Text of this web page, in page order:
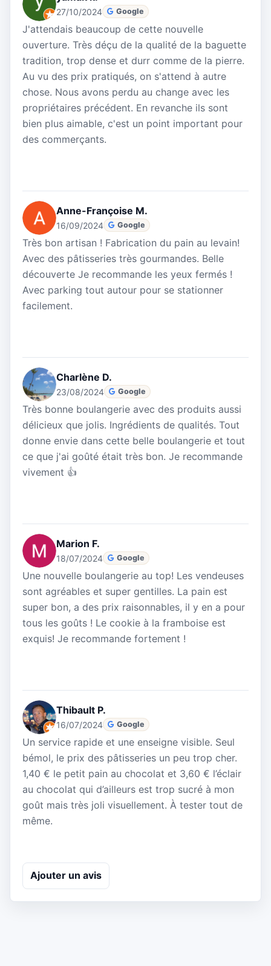
27/10/2024 Google
J'attendais beaucoup de cette nouvelle
ouverture. Très déçu de la qualité de la baguette
tradition, trop dense et durr comme de la pierre.
Au vu des prix pratiqués, on s'attend à autre
chose. Nous avons perdu au change avec les
propriétaires précédent. En revanche ils sont
bien plus aimable, c'est un point important pour
des commerçants.
Anne-Françoise M.
16/09/2024 Google
Très bon artisan ! Fabrication du pain au levain!
Avec des pâtisseries très gourmandes. Belle
découverte Je recommande les yeux fermés !
Avec parking tout autour pour se stationner
facilement.
Charlène D.
23/08/2024 Google
Très bonne boulangerie avec des produits aussi
délicieux que jolis. Ingrédients de qualités. Tout
donne envie dans cette belle boulangerie et tout
ce que j'ai goûté était très bon. Je recommande
vivement 👍
Marion F.
18/07/2024 Google
Une nouvelle boulangerie au top! Les vendeuses
sont agréables et super gentilles. La pain est
super bon, a des prix raisonnables, il y en a pour
tous les goûts ! Le cookie à la framboise est
exquis! Je recommande fortement !
Thibault P.
16/07/2024 Google
Un service rapide et une enseigne visible. Seul
bémol, le prix des pâtisseries un peu trop cher.
1,40 € le petit pain au chocolat et 3,60 € l’éclair
au chocolat qui d’ailleurs est trop sucré à mon
goût mais très joli visuellement. À tester tout de
même.
Ajouter un avis